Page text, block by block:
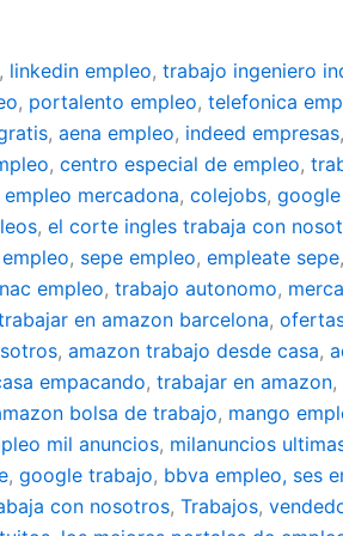
, linkedin empleo, trabajo ingeniero
, portalento empleo, telefonica
, aena empleo, indeed empresas
, centro especial de empleo,
mercadona, colejobs,
, el corte ingles trabaja con
, sepe empleo, empleate sepe
empleo, trabajo autonomo,
en amazon barcelona,
, amazon trabajo desde casa,
empacando, trabajar en amazon,
bolsa de trabajo, mango
mil anuncios, milanuncios
, google trabajo, bbva empleo, ses
con nosotros, Trabajos,